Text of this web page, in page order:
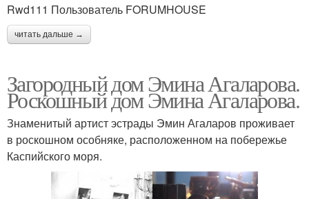
Rwd111 Пользователь FORUMHOUSE
читать дальше →
Загородный дом Эмина Агаларова.
Роскошный дом Эмина Агаларова.
Знаменитый артист эстрады Эмин Агаларов проживает
в роскошном особняке, расположенном на побережье
Каспийского моря.